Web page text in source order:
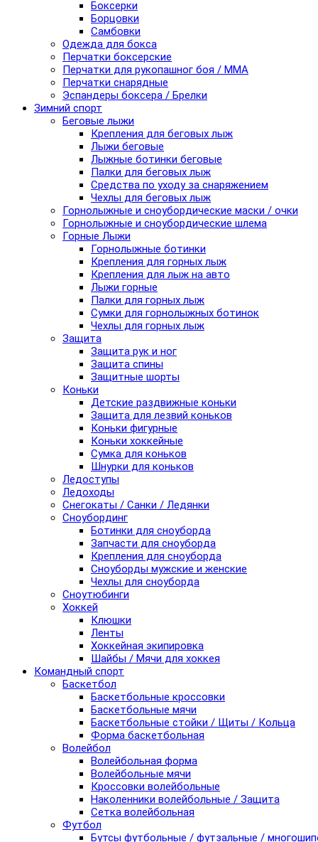
Боксерки
Борцовки
Самбовки
Одежда для бокса
Перчатки боксерские
Перчатки для рукопашног боя / ММА
Перчатки снарядные
Эспандеры боксера / Брелки
Зимний спорт
Беговые лыжи
Крепления для беговых лыж
Лыжи беговые
Лыжные ботинки беговые
Палки для беговых лыж
Средства по уходу за снаряжением
Чехлы для беговых лыж
Горнолыжные и сноубордические маски / очки
Горнолыжные и сноубордические шлема
Горные Лыжи
Горнолыжные ботинки
Крепления для горных лыж
Крепления для лыж на авто
Лыжи горные
Палки для горных лыж
Сумки для горнолыжных ботинок
Чехлы для горных лыж
Защита
Защита рук и ног
Защита спины
Защитные шорты
Коньки
Детские раздвижные коньки
Защита для лезвий коньков
Коньки фигурные
Коньки хоккейные
Сумка для коньков
Шнурки для коньков
Ледоступы
Ледоходы
Снегокаты / Санки / Ледянки
Сноубординг
Ботинки для сноуборда
Запчасти для сноуборда
Крепления для сноуборда
Сноуборды мужские и женские
Чехлы для сноуборда
Сноутюбинги
Хоккей
Клюшки
Ленты
Хоккейная экипировка
Шайбы / Мячи для хоккея
Командный спорт
Баскетбол
Баскетбольные кроссовки
Баскетбольные мячи
Баскетбольные стойки / Щиты / Кольца
Форма баскетбольная
Волейбол
Волейбольная форма
Волейбольные мячи
Кроссовки волейбольные
Наколенники волейбольные / Защита
Сетка волейбольная
Футбол
Бутсы футбольные / футзальные /